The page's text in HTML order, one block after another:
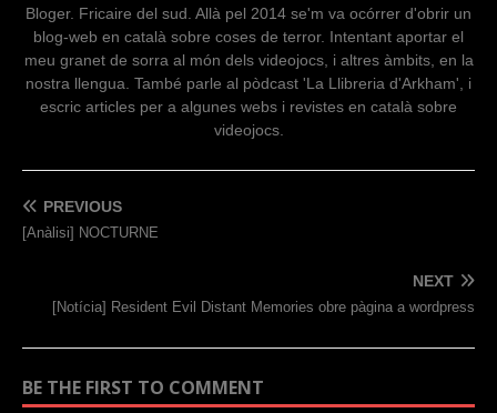
Bloger. Fricaire del sud. Allà pel 2014 se'm va ocórrer d'obrir un
blog-web en català sobre coses de terror. Intentant aportar el
meu granet de sorra al món dels videojocs, i altres àmbits, en la
nostra llengua. També parle al pòdcast 'La Llibreria d'Arkham', i
escric articles per a algunes webs i revistes en català sobre
videojocs.
PREVIOUS
[Anàlisi] NOCTURNE
NEXT
[Notícia] Resident Evil Distant Memories obre pàgina a wordpress
BE THE FIRST TO COMMENT